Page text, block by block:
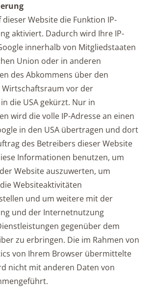
Website die Funktion IP-
aktiviert. Dadurch wird Ihre IP-
innerhalb von Mitgliedstaaten
Union oder in anderen
des Abkommens über den
Wirtschaftsraum vor der
die USA gekürzt. Nur in
wird die volle IP-Adresse an einen
in den USA übertragen und dort
des Betreibers dieser Website
Informationen benutzen, um
Website auszuwerten, um
Websiteaktivitäten
und um weitere mit der
und der Internetnutzung
gegenüber dem
zu erbringen. Die im Rahmen von
von Ihrem Browser übermittelte
nicht mit anderen Daten von